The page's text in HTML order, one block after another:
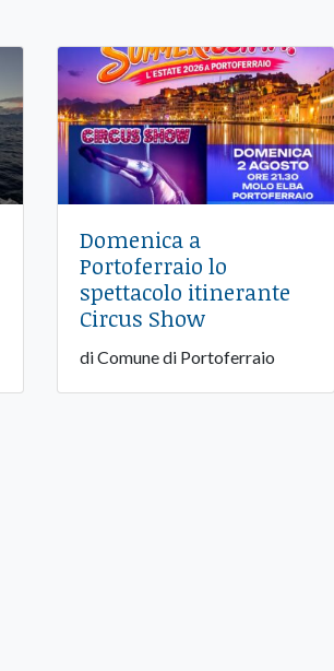
Domenica a
Portoferraio lo
spettacolo itinerante
Circus Show
di Comune di Portoferraio